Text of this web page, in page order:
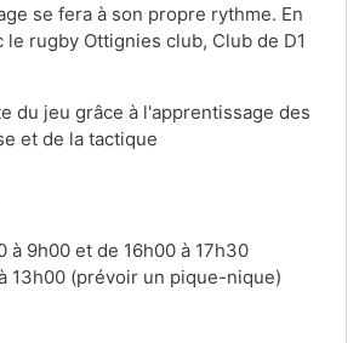
se fera à son propre rythme. En
rugby Ottignies club, Club de D1
du jeu grâce à l'apprentissage des
et de la tactique
à 9h00 et de 16h00 à 17h30
13h00 (prévoir un pique-nique)